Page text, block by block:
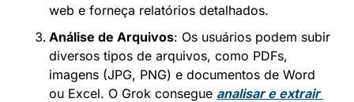
web e forneça relatórios detalhados.
Análise de Arquivos: Os usuários podem subir
diversos tipos de arquivos, como PDFs,
imagens (JPG, PNG) e documentos de Word
ou Excel. O Grok consegue analisar e extrair